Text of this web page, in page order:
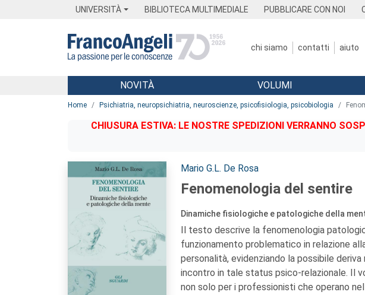
UNIVERSITÀ BIBLIOTECA MULTIMEDIALE PUBBLICARE CON NOI
chi siamo contatti aiuto
Menu
NOVITÀ VOLUMI
Home Psichiatria, neuropsichiatria, neuroscienze, psicofisiologia, psicobiologia
CHIUSURA ESTIVA: LE NOSTRE SPEDIZIONI VERRANNO
Autori:
Mario G.L. De Rosa
Fenomenologia del sentire
Dinamiche fisiologiche e patologiche della
Il testo descrive la fenomenologia
funzionamento problematico in relazione
personalità, evidenziando la possibile
incontro in tale status psico-relazionale. Il
non solo per i professionisti che operano